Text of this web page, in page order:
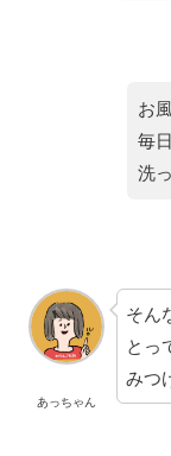
お
毎
洗
あっちゃん
そん
とっ
みつ